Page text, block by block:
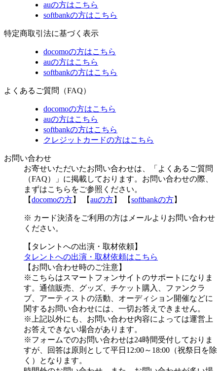
auの方はこちら
softbankの方はこちら
特定商取引法に基づく表示
docomoの方はこちら
auの方はこちら
softbankの方はこちら
よくあるご質問（FAQ）
docomoの方はこちら
auの方はこちら
softbankの方はこちら
クレジットカードの方はこちら
お問い合わせ
お寄せいただいたお問い合わせは、「よくあるご質問
（FAQ）」に掲載しております。お問い合わせの際、
まずはこちらをご参照ください。
【docomoの方】 【auの方】 【softbankの方】
※ カード決済をご利用の方はメールよりお問い合わせ
ください。
【タレントへの出演・取材依頼】
タレントへの出演・取材依頼はこちら
【お問い合わせ時のご注意】
※こちらはスマートフォンサイトのサポートになりま
す。通信販売、グッズ、チケット購入、ファンクラ
ブ、アーティストの活動、オーディション開催などに
関するお問い合わせには、一切お答えできません。
※上記以外にも、お問い合わせ内容によっては運営上
お答えできない場合があります。
※フォームでのお問い合わせは24時間受付しておりま
すが、
回答は原則として平日12:00～18:00（祝祭日を除
く）
となります。